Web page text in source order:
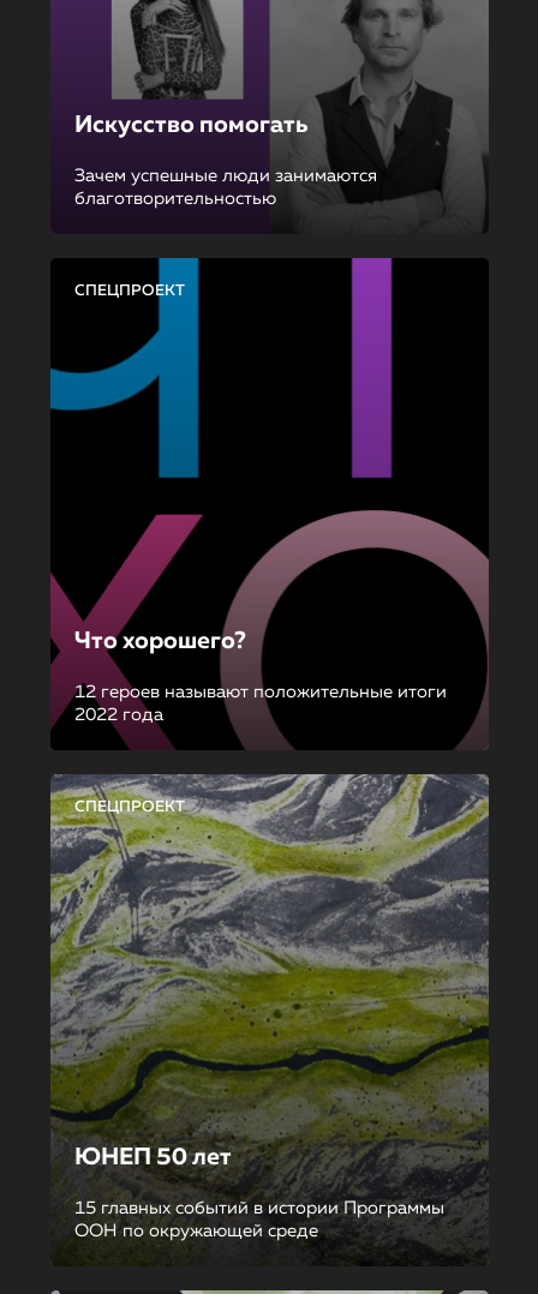
Искусство помогать
Зачем успешные люди занимаются
благотворительностью
СПЕЦПРОЕКТ
Что хорошего?
12 героев называют положительные итоги
2022 года
СПЕЦПРОЕКТ
ЮНЕП 50 лет
15 главных событий в истории Программы
ООН по окружающей среде